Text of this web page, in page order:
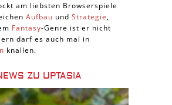
am liebsten Browserspiele
Aufbau und Strategie,
Fantasy-Genre ist er nicht
darf es auch mal in
knallen.
ZU UPTASIA